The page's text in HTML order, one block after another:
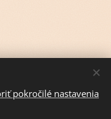
pokročilé nastavenia